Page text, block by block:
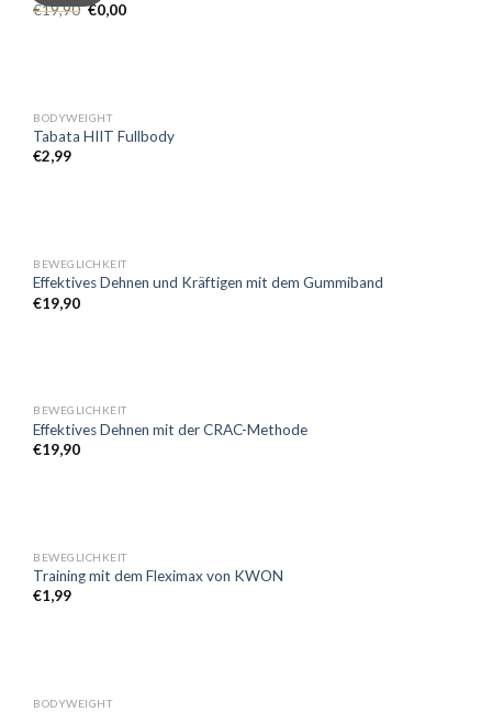
€19,90 €0,00
BODYWEIGHT
Tabata HIIT Fullbody
€2,99
BEWEGLICHKEIT
Effektives Dehnen und Kräftigen mit dem Gummiband
€19,90
BEWEGLICHKEIT
Effektives Dehnen mit der CRAC-Methode
€19,90
BEWEGLICHKEIT
Training mit dem Fleximax von KWON
€1,99
BODYWEIGHT